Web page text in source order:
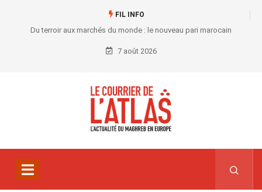
FIL INFO
Du terroir aux marchés du monde : le nouveau pari marocain
7 août 2026